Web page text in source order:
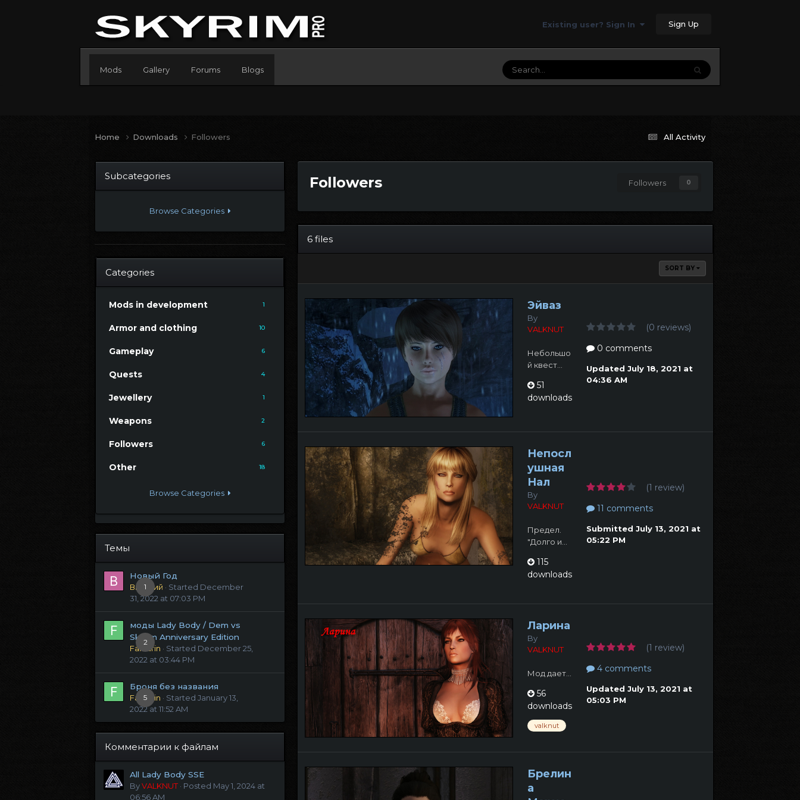
Existing user? Sign In Sign Up
Mods Gallery Forums Blogs
All Activity
Home Downloads Followers
Subcategories
Browse Categories
Categories
1
Mods in development
10
Armor and clothing
6
Gameplay
4
Quests
1
Jewellery
2
Weapons
6
Followers
18
Other
Browse Categories
Темы
1
Новый Год
Виталий · Started December
31, 2022 at 07:03 PM
2
моды Lady Body / Dem vs
Skyrim Anniversary Edition
Fanfarin · Started December 25,
2022 at 03:44 PM
5
Броня без названия
Fanfarin · StartedJanuary 13,
2022 at 11:52 AM
Комментарии к файлам
All Lady Body SSE
ByVALKNUT· Posted May 1, 2024 at
06:56 AM
Followers Followers 0
6 files
SORT BY
Эйваз
By
VALKNUT
Небольшо
й квест...
51
downloads
(0 reviews)
0 comments
UpdatedJuly 18, 2021 at
04:36 AM
Непосл
ушная
Нал
By
VALKNUT
Предел.
"Долго и...
115
downloads
(1 review)
11 comments
SubmittedJuly 13, 2021 at
05:22 PM
Ларина
By
VALKNUT
Мод дает...
56
downloads
valknut
(1 review)
4 comments
UpdatedJuly 13, 2021 at
05:03 PM
Брелин
а